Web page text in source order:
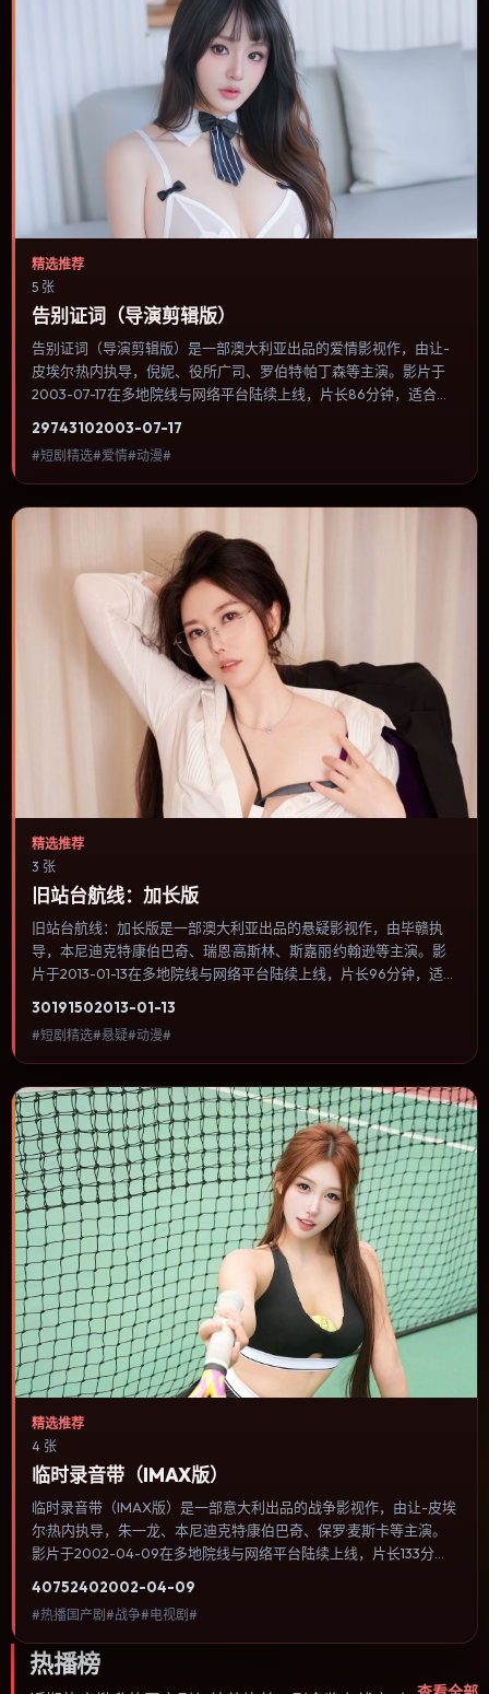
精选推荐
5 张
告别证词（导演剪辑版）
告别证词（导演剪辑版）是一部澳大利亚出品的爱情影视作，由让-
皮埃尔·热内执导，倪妮、役所广司、罗伯特·帕丁森等主演。影片于
2003-07-17在多地院线与网络平台陆续上线，片长86分钟，适合喜
择与情节推进，节奏与视听语言统一，可作为休闲观影或类型片补片
的选择。
29743102003-07-17
#短剧精选#爱情#动漫#
精选推荐
3 张
旧站台航线：加长版
旧站台航线：加长版是一部澳大利亚出品的悬疑影视作，由毕赣执
导，本尼迪克特·康伯巴奇、瑞恩·高斯林、斯嘉丽·约翰逊等主演。影
片于2013-01-13在多地院线与网络平台陆续上线，片长96分钟，适合
人物选择与情节推进，节奏与视听语言统一，可作为休闲观影或类型
片补片的选择。
30191502013-01-13
#短剧精选#悬疑#动漫#
精选推荐
4 张
临时录音带（IMAX版）
临时录音带（IMAX版）是一部意大利出品的战争影视作，由让-皮埃
尔·热内执导，朱一龙、本尼迪克特·康伯巴奇、保罗·麦斯卡等主演。
影片于2002-04-09在多地院线与网络平台陆续上线，片长133分
聚焦人物选择与情节推进，节奏与视听语言统一，可作为休闲观影或
类型片补片的选择。
40752402002-04-09
#热播国产剧#战争#电视剧#
热播榜